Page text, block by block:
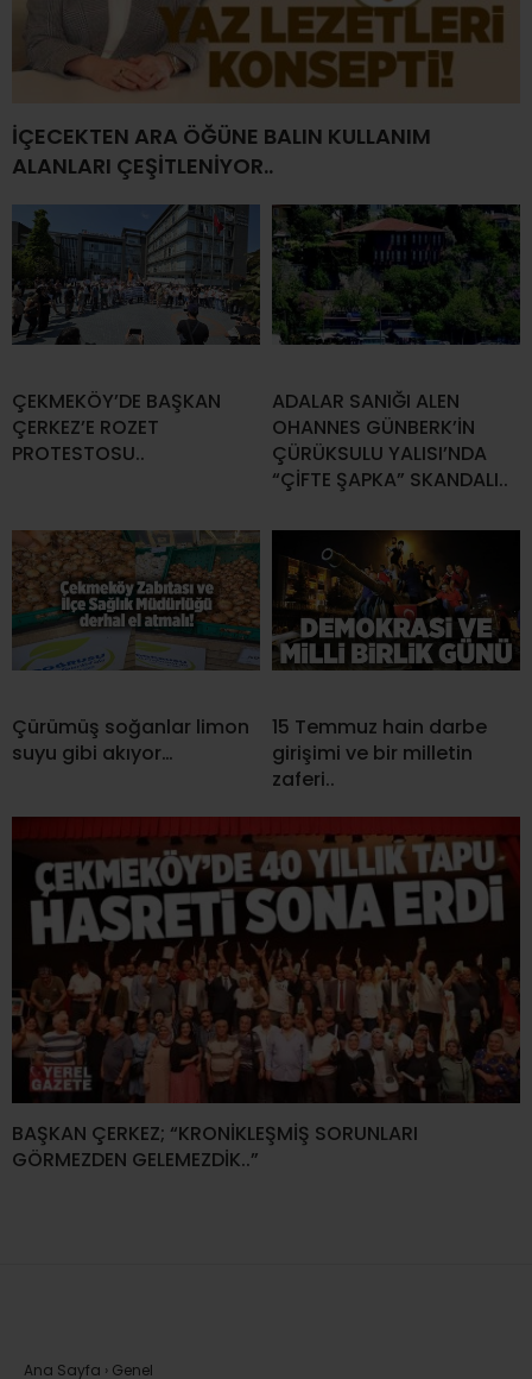
İÇECEKTEN ARA ÖĞÜNE BALIN KULLANIM
ALANLARI ÇEŞİTLENİYOR..
ÇEKMEKÖY’DE BAŞKAN
ÇERKEZ’E ROZET
PROTESTOSU..
ADALAR SANIĞI ALEN
OHANNES GÜNBERK’İN
ÇÜRÜKSULU YALISI’NDA
“ÇİFTE ŞAPKA” SKANDALI..
Çürümüş soğanlar limon
suyu gibi akıyor…
15 Temmuz hain darbe
girişimi ve bir milletin
zaferi..
BAŞKAN ÇERKEZ; “KRONİKLEŞMİŞ SORUNLARI
GÖRMEZDEN GELEMEZDİK..”
Ana Sayfa › Genel